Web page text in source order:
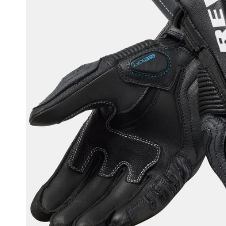
motorhelmen
helmen
motorhelmen
Kinder
motorhelmen